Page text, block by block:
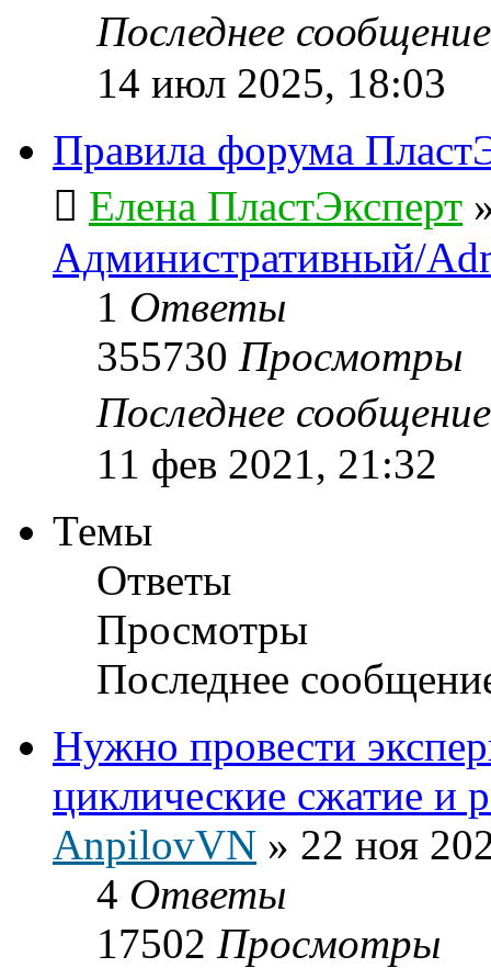
Последнее
14 июл 2025, 18:03
Правила форума
Елена ПластЭксперт
Административный/
1 Ответы
355730 Просмотры
Последнее
11 фев 2021, 21:32
Темы
Ответы
Просмотры
Последнее
Нужно провести
циклические сжатие и
AnpilovVN » 22 ноя
4 Ответы
17502 Просмотры